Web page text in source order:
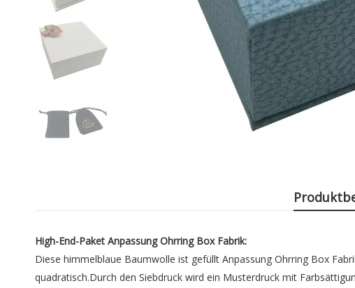
High-End-Paket Anpassung Ohrring Box Fabrik:
Diese himmelblaue Baumwolle ist gefüllt Anpassung Ohrring Box
quadratisch.Durch den Siebdruck wird ein Musterdruck mit